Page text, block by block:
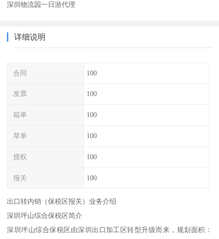
深圳物流园一日游代理
详细说明
合同 100
发票 100
箱单 100
草单 100
授权 100
报关 100
出口转内销（保税区报关）业务介绍
深圳坪山综合保税区简介
深圳坪山综合保税区由深圳出口加工区转型升级而来，规划面积：